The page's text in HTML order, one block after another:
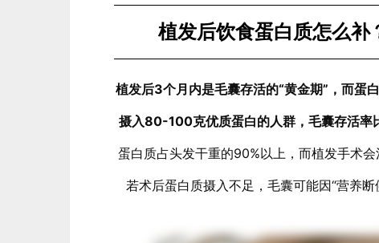
植发后饮食蛋白质怎么补
植发后3个月内是毛囊存活的“黄金期”，而
摄入80-100克优质蛋白的人群，毛囊存活率
蛋白质占头发干重的90%以上，而植发手术
若术后蛋白质摄入不足，毛囊可能因“营养